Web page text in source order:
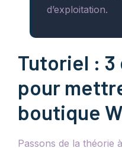
d’exploitation.
Tutoriel : 3
pour
boutique
Passons de la théorie